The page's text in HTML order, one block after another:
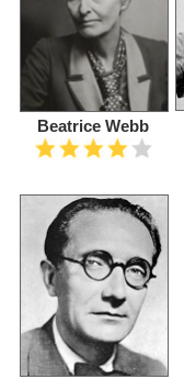
Beatrice Webb